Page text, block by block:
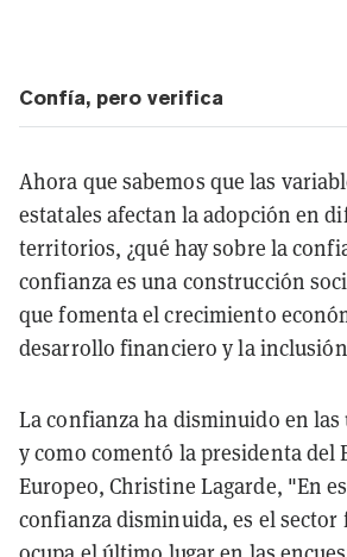
Confía, pero verifica
Ahora que sabemos que las
estatales afectan la adopción en
territorios, ¿qué hay sobre la
confianza es una construcción
que fomenta el crecimiento
desarrollo financiero y la
La confianza ha disminuido en
y como comentó la presidenta del
Europeo, Christine Lagarde, "En
confianza disminuida, es el sector